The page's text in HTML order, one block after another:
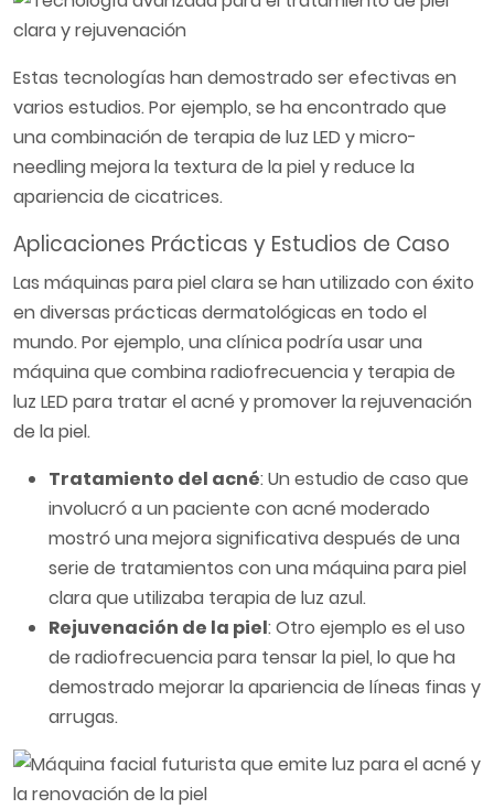
Estas tecnologías han demostrado ser efectivas en
varios estudios. Por ejemplo, se ha encontrado que
una combinación de terapia de luz LED y micro-
needling mejora la textura de la piel y reduce la
apariencia de cicatrices.
Aplicaciones Prácticas y Estudios de Caso
Las máquinas para piel clara se han utilizado con éxito
en diversas prácticas dermatológicas en todo el
mundo. Por ejemplo, una clínica podría usar una
máquina que combina radiofrecuencia y terapia de
luz LED para tratar el acné y promover la rejuvenación
de la piel.
Tratamiento del acné: Un estudio de caso que
involucró a un paciente con acné moderado
mostró una mejora significativa después de una
serie de tratamientos con una máquina para piel
clara que utilizaba terapia de luz azul.
Rejuvenación de la piel: Otro ejemplo es el uso
de radiofrecuencia para tensar la piel, lo que ha
demostrado mejorar la apariencia de líneas finas y
arrugas.